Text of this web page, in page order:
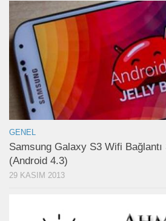
GENEL
Samsung Galaxy S3 Wifi
(Android 4.3)
29 KASIM 2013